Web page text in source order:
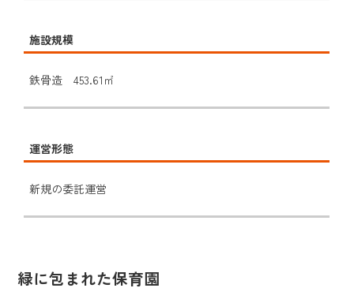
施設規模
鉄骨造 453.61㎡
運営形態
新規の委託運営
緑に包まれた保育園